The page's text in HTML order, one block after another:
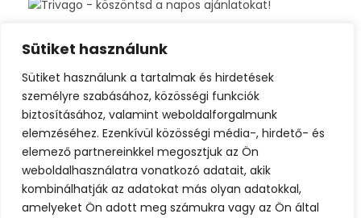
Sütiket használunk
Sütiket használunk a tartalmak és hirdetések
személyre szabásához, közösségi funkciók
biztosításához, valamint weboldalforgalmunk
elemzéséhez. Ezenkívül közösségi média-, hirdető- és
elemező partnereinkkel megosztjuk az Ön
weboldalhasználatra vonatkozó adatait, akik
kombinálhatják az adatokat más olyan adatokkal,
amelyeket Ön adott meg számukra vagy az Ön által